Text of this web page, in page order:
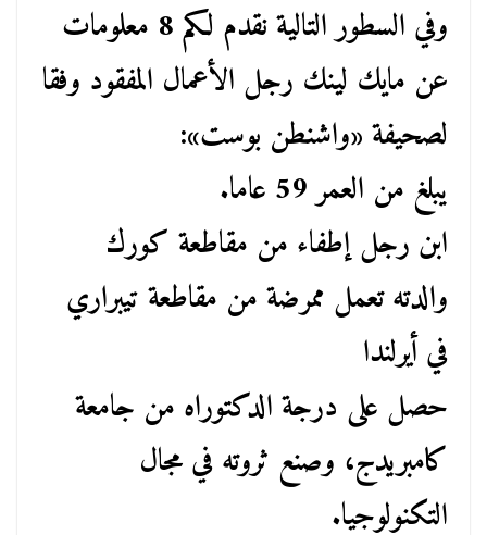
وفي السطور التالية نقدم لكم 8 معلومات
عن مايك لينك رجل الأعمال المفقود وفقا
لصحيفة «واشنطن بوست»:
يبلغ من العمر 59 عاما.
ابن رجل إطفاء من مقاطعة كورك
والدته تعمل ممرضة من مقاطعة تيبراري
في أيرلندا
حصل على درجة الدكتوراه من جامعة
كامبريدج، وصنع ثروته في مجال
التكنولوجيا.